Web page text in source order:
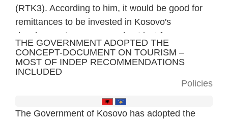
(RTK3). According to him, it would be good for
remittances to be invested in Kosovo's
development economy and not just for
consumption that is being spent today in
Kosovo.
THE GOVERNMENT ADOPTED THE
CONCEPT-DOCUMENT ON TOURISM –
MOST OF INDEP RECOMMENDATIONS
INCLUDED
Policies
The Government of Kosovo has adopted the